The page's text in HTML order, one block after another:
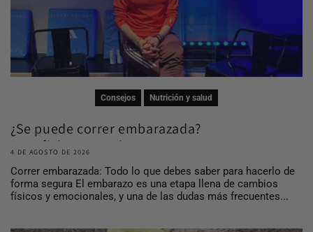
Consejos Nutrición y salud
¿Se puede correr embarazada?
Beneficios, consej...
4 DE AGOSTO DE 2026
Correr embarazada: Todo lo que debes saber para hacerlo de
forma segura El embarazo es una etapa llena de cambios
físicos y emocionales, y una de las dudas más frecuentes...